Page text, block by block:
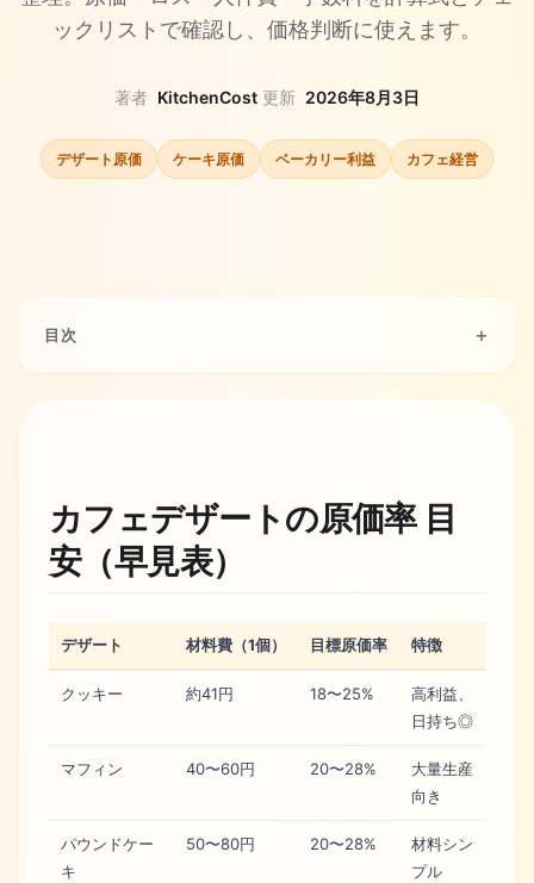
ックリストで確認し、価格判断に使えます。
著者 KitchenCost 更新 2026年8月3日
デザート原価 ケーキ原価 ベーカリー利益 カフェ経営
目次
カフェデザートの原価率 目
安（早見表）
デザート 材料費（1個） 目標原価率 特徴
クッキー 約41円 18〜25%
高利益、
日持ち◎
マフィン 40〜60円 20〜28%
大量生産
向き
パウンドケー
キ
50〜80円 20〜28%
材料シン
プル